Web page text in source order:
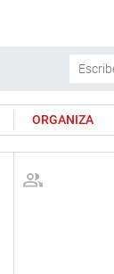
ORGANIZA